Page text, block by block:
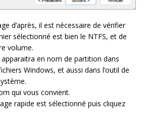
d’après, il est nécessaire de vérifier
sélectionné est bien le NTFS, et de
volume.
en nom de partition dans
Windows, et aussi dans l’outil de
qui vous convient.
rapide est sélectionné puis cliquez